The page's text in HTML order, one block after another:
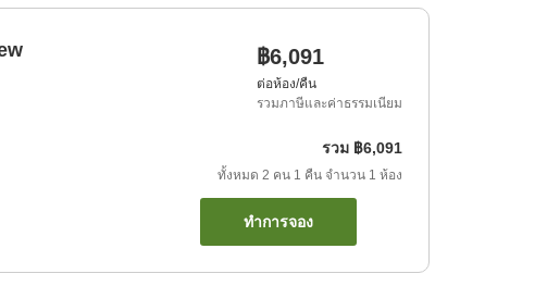
฿6,091
ต่อห้อง/คืน
รวมภาษีและค่าธรรมเนียม
รวม ฿6,091
ทั้งหมด 2 คน 1 คืน จำนวน 1 ห้อง
ทำการจอง